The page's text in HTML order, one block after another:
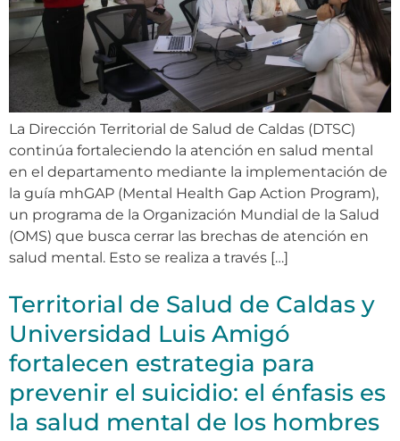
La Dirección Territorial de Salud de Caldas (DTSC)
continúa fortaleciendo la atención en salud mental
en el departamento mediante la implementación de
la guía mhGAP (Mental Health Gap Action Program),
un programa de la Organización Mundial de la Salud
(OMS) que busca cerrar las brechas de atención en
salud mental. Esto se realiza a través […]
Territorial de Salud de Caldas y
Universidad Luis Amigó
fortalecen estrategia para
prevenir el suicidio: el énfasis es
la salud mental de los hombres